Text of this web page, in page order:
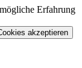
Erfahrung
akzeptieren